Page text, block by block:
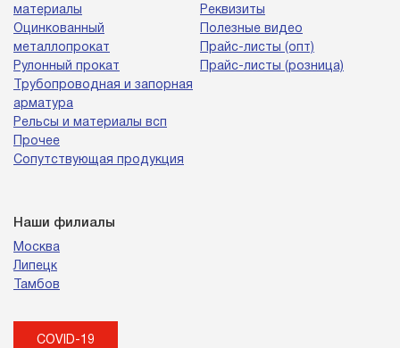
материалы
Оцинкованный
металлопрокат
Рулонный прокат
Трубопроводная и запорная
арматура
Рельсы и материалы всп
Прочее
Сопутствующая продукция
Реквизиты
Полезные видео
Прайс-листы (опт)
Прайс-листы (розница)
Наши филиалы
Москва
Липецк
Тамбов
COVID-19